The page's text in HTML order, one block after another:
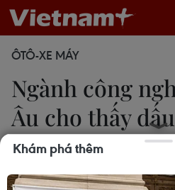
ÔTÔ-XE MÁY
Ngành công
Âu cho thấy
sinh"
17/07/2015 23:20
Khám phá thêm